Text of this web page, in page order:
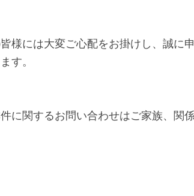
様には大変ご心配をお掛けし、誠に
す。
に関するお問い合わせはご家族、関